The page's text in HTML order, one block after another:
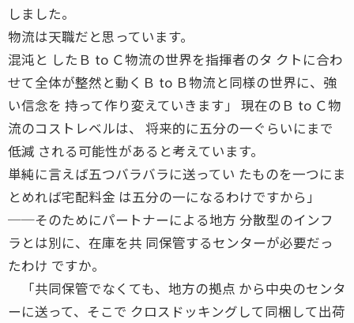
しました。
物流は天職だと思っています。
混沌と したＢ to Ｃ物流の世界を指揮者のタ クトに合わ
せて全体が整然と動くＢ to Ｂ物流と同様の世界に、強
い信念を 持って作り変えていきます」 現在のＢ to Ｃ物
流のコストレベルは、 将来的に五分の一ぐらいにまで
低減 される可能性があると考えています。
単純に言えば五つバラバラに送ってい たものを一つにま
とめれば宅配料金 は五分の一になるわけですから」
──そのためにパートナーによる地方 分散型のインフ
ラとは別に、在庫を共 同保管するセンターが必要だっ
たわけ ですか。
「共同保管でなくても、地方の拠点 から中央のセンタ
ーに送って、そこで クロスドッキングして同梱して出荷